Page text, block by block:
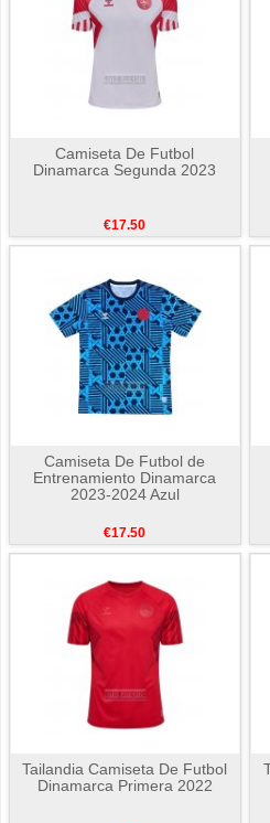
Camiseta De Futbol
Dinamarca Segunda 2023
€17.50
Camiseta De Futbol de
Entrenamiento Dinamarca
2023-2024 Azul
€17.50
Tailandia Camiseta De Futbol
Dinamarca Primera 2022